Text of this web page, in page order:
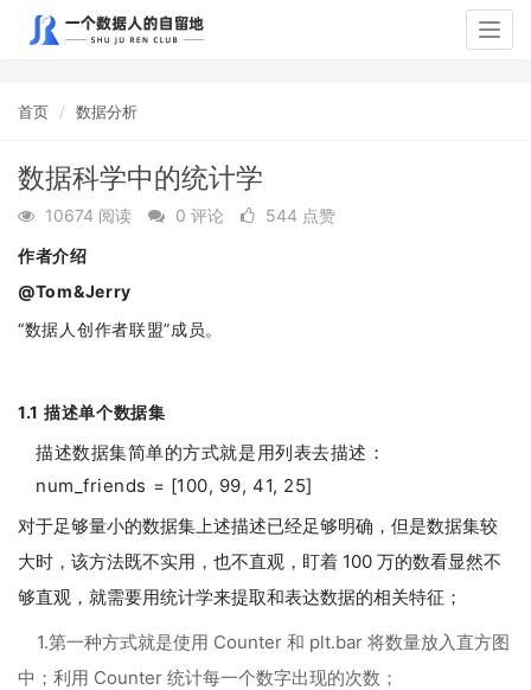
首页 数据分析
数据科学中的统计学
10674 阅读 0 评论
544 点赞
作者介绍
@Tom&Jerry
“数据人创作者联盟”成员。
1.1 描述单个数据集
描述数据集简单的方式就是用列表去描述：
num_friends = [100, 99, 41, 25]
对于足够量小的数据集上述描述已经足够明确，但是数据集较
大时，该方法既不实用，也不直观，盯着 100 万的数看显然不
够直观，就需要用统计学来提取和表达数据的相关特征；
1.第一种方式就是使用 Counter 和 plt.bar 将数量放入直方图
中；利用 Counter 统计每一个数字出现的次数；